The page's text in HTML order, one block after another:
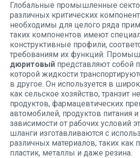
Глобальные промышленные
различных критических
необходимы для целого ряда
таких компонентов имеют
конструктивные профили,
требованиям их функций.
дюритовый представляют собой
которой жидкости
в другое. Он используется в
как сельское хозяйство, транзит
продуктов, фармацевтических
автомобилей, продуктов питания
зависимости от рабочих условий
шланги изготавливаются с
различных материалов, таких как
пластик, металлы и даже резина.